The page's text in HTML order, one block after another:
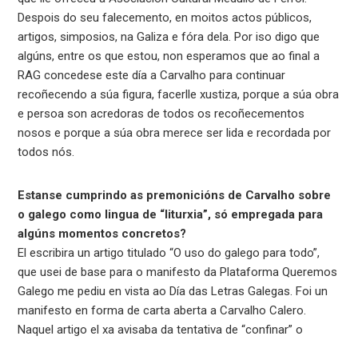
Despois do seu falecemento, en moitos actos públicos,
artigos, simposios, na Galiza e fóra dela. Por iso digo que
algúns, entre os que estou, non esperamos que ao final a
RAG concedese este día a Carvalho para continuar
recoñecendo a súa figura, facerlle xustiza, porque a súa obra
e persoa son acredoras de todos os recoñecementos
nosos e porque a súa obra merece ser lida e recordada por
todos nós.
Estanse cumprindo as premonicións de Carvalho sobre
o galego como lingua de “liturxia”, só empregada para
algúns momentos concretos?
El escribira un artigo titulado “O uso do galego para todo”,
que usei de base para o manifesto da Plataforma Queremos
Galego me pediu en vista ao Día das Letras Galegas. Foi un
manifesto en forma de carta aberta a Carvalho Calero.
Naquel artigo el xa avisaba da tentativa de “confinar” o